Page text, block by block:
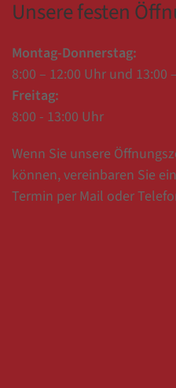
Unsere festen
Montag-Donnerstag:
8:00 – 12:00 Uhr und 13:00
Freitag:
8:00 - 13:00 Uhr
Wenn Sie unsere
können, vereinbaren Sie
Termin per Mail oder